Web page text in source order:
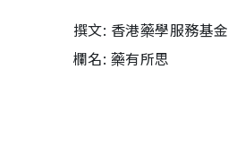
撰文: 香港藥學服務基金
欄名: 藥有所思